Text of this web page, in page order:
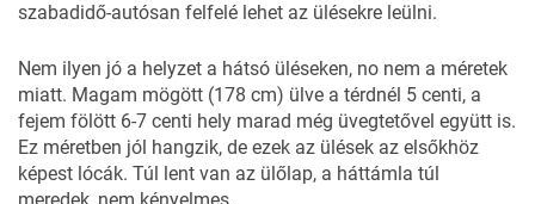
szabadidő-autósan felfelé lehet az ülésekre leülni.
Nem ilyen jó a helyzet a hátsó üléseken, no nem a méretek
miatt. Magam mögött (178 cm) ülve a térdnél 5 centi, a
fejem fölött 6-7 centi hely marad még üvegtetővel együtt is.
Ez méretben jól hangzik, de ezek az ülések az elsőkhöz
képest lócák. Túl lent van az ülőlap, a háttámla túl